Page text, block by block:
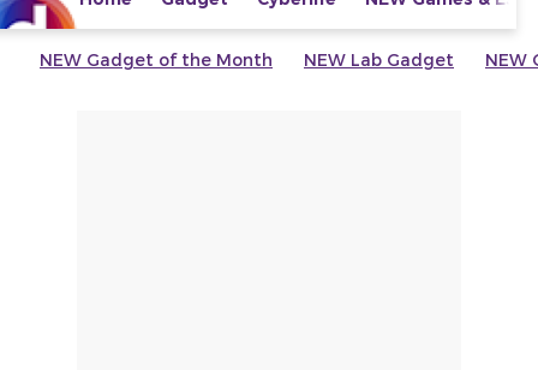
NEW Gadget of the Month NEW Lab Gadget NEW